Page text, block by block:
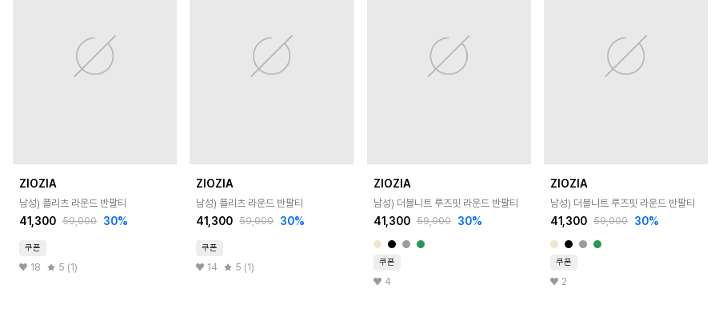
ZIOZIA
남성) 플리츠 라운드 반팔티
41,300 59,000 30%
쿠폰
18 5 (1)
ZIOZIA
남성) 플리츠 라운드 반팔티
41,300 59,000 30%
쿠폰
14 5 (1)
ZIOZIA
남성) 더블니트 루즈핏 라운드 반팔티
41,300 59,000 30%
쿠폰
4
ZIOZIA
남성) 더블니트 루즈핏 라운드 반팔티
41,300 59,000 30%
쿠폰
2